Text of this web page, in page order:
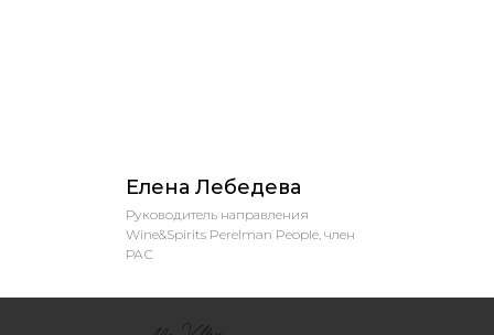
Елена Лебедева
Руководитель направления
Wine&Spirits Perelman People, член
РАС